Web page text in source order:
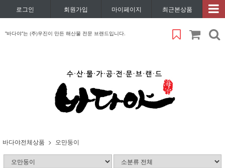
로그인 회원가입 마이페이지 최근본상품
"바다야"는 (주)우진이 만든 해산물 전문 브랜드입니다.
바다야전체상품 오만둥이